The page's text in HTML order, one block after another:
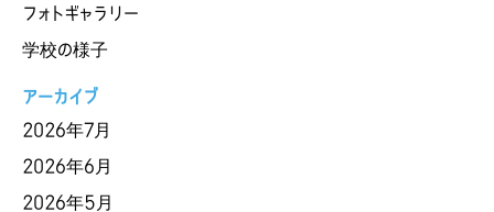
フォトギャラリー
学校の様子
アーカイブ
2026年7月
2026年6月
2026年5月